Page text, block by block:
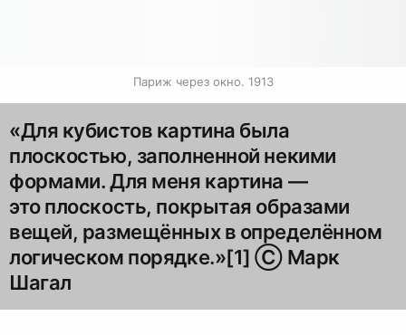
Париж через окно. 1913
«Для кубистов картина была
плоскостью, заполненной некими
формами. Для меня картина —
это плоскость, покрытая образами
вещей, размещённых в определённом
логическом порядке.»[1] Ⓒ Марк
Шагал